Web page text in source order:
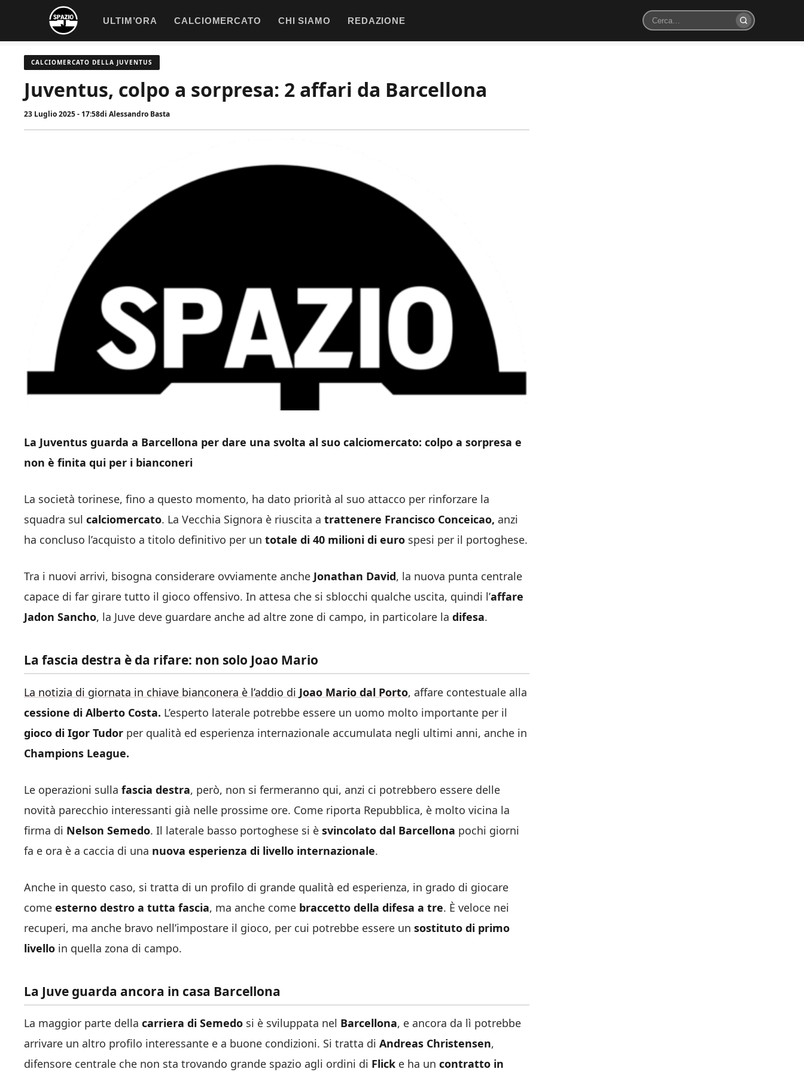
contenuto
ULTIM’ORA CALCIOMERCATO CHI SIAMO REDAZIONE
Cerca
CALCIOMERCATO DELLA JUVENTUS
Juventus, colpo a sorpresa: 2 affari da Barcellona
23 Luglio 2025 - 17:58di Alessandro Basta
La Juventus guarda a Barcellona per dare una svolta al suo calciomercato: colpo a sorpresa e
non è finita qui per i bianconeri
La società torinese, fino a questo momento, ha dato priorità al suo attacco per rinforzare la
squadra sul calciomercato. La Vecchia Signora è riuscita a trattenere Francisco Conceicao, anzi
ha concluso l’acquisto a titolo definitivo per un totale di 40 milioni di euro spesi per il portoghese.
Tra i nuovi arrivi, bisogna considerare ovviamente anche Jonathan David, la nuova punta centrale
capace di far girare tutto il gioco offensivo. In attesa che si sblocchi qualche uscita, quindi l’affare
Jadon Sancho, la Juve deve guardare anche ad altre zone di campo, in particolare la difesa.
La fascia destra è da rifare: non solo Joao Mario
La notizia di giornata in chiave bianconera è l’addio di Joao Mario dal Porto, affare contestuale alla
cessione di Alberto Costa. L’esperto laterale potrebbe essere un uomo molto importante per il
gioco di Igor Tudor per qualità ed esperienza internazionale accumulata negli ultimi anni, anche in
Champions League.
Le operazioni sulla fascia destra, però, non si fermeranno qui, anzi ci potrebbero essere delle
novità parecchio interessanti già nelle prossime ore. Come riporta Repubblica, è molto vicina la
firma di Nelson Semedo. Il laterale basso portoghese si è svincolato dal Barcellona pochi giorni
fa e ora è a caccia di una nuova esperienza di livello internazionale.
Anche in questo caso, si tratta di un profilo di grande qualità ed esperienza, in grado di giocare
come esterno destro a tutta fascia, ma anche come braccetto della difesa a tre. È veloce nei
recuperi, ma anche bravo nell’impostare il gioco, per cui potrebbe essere un sostituto di primo
livello in quella zona di campo.
La Juve guarda ancora in casa Barcellona
La maggior parte della carriera di Semedo si è sviluppata nel Barcellona, e ancora da lì potrebbe
arrivare un altro profilo interessante e a buone condizioni. Si tratta di Andreas Christensen,
difensore centrale che non sta trovando grande spazio agli ordini di Flick e ha un contratto in